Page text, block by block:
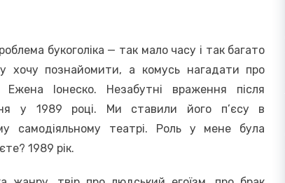
букоголіка — так мало часу і так багато
хочу познайомити, а комусь нагадати про
Ежена Іонеско. Незабутні враження після
у 1989 році. Ми ставили його п’єсу в
самодіяльному театрі. Роль у мене була
1989 рік.